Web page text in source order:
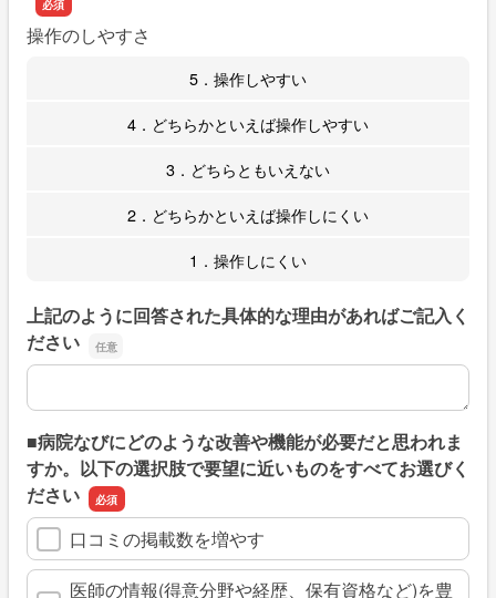
操作のしやすさ
5．操作しやすい
4．どちらかといえば操作しやすい
3．どちらともいえない
2．どちらかといえば操作しにくい
1．操作しにくい
上記のように回答された具体的な理由があればご記入く
ださい
上記のように回答された具体的な理由があればご記入くだ
■病院なびにどのような改善や機能が必要だと思われま
すか。以下の選択肢で要望に近いものをすべてお選びく
ださい
口コミの掲載数を増やす
医師の情報(得意分野や経歴、保有資格など)を豊